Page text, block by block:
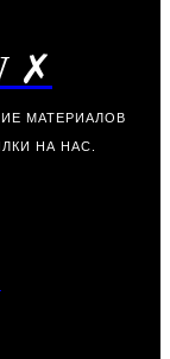
✗
МАТЕРИАЛОВ
НА НАС.